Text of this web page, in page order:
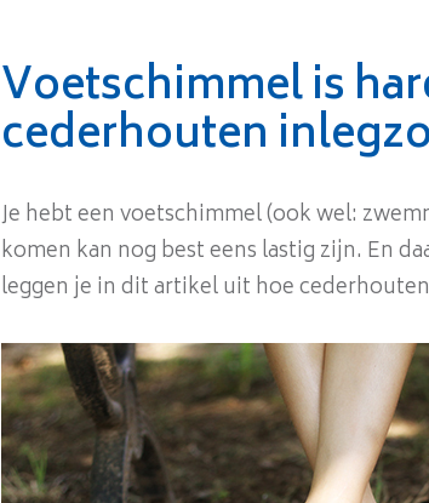
Voetschimmel is
cederhouten
Je hebt een voetschimmel (ook wel:
komen kan nog best eens lastig zijn. En
leggen je in dit artikel uit hoe